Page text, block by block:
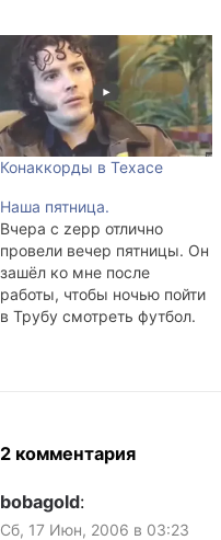
Конаккорды в Техасе
Наша пятница.
Вчера с zepp отлично
провели вечер пятницы. Он
зашёл ко мне после
работы, чтобы ночью пойти
в Трубу смотреть футбол.
Монти Пайтона. Потом
часов в 7 утра перелёг на
балкон,…
2 комментария
bobagold:
Сб, 17 Июн, 2006 в 03:23